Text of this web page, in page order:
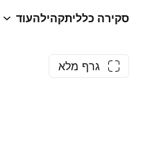
סקירה כלליתקהילהעוד
גרף מלא